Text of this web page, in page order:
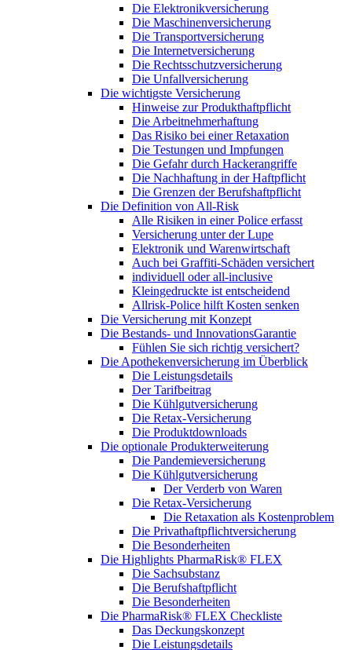
Die Elektronikversicherung
Die Maschinenversicherung
Die Transportversicherung
Die Internetversicherung
Die Rechtsschutzversicherung
Die Unfallversicherung
Die wichtigste Versicherung
Hinweise zur Produkthaftpflicht
Die Arbeitnehmerhaftung
Das Risiko bei einer Retaxation
Die Testungen und Impfungen
Die Gefahr durch Hackerangriffe
Die Nachhaftung in der Haftpflicht
Die Grenzen der Berufshaftpflicht
Die Definition von All-Risk
Alle Risiken in einer Police erfasst
Versicherung unter der Lupe
Elektronik und Warenwirtschaft
Auch bei Graffiti-Schäden versichert
individuell oder all-inclusive
Kleingedruckte ist entscheidend
Allrisk-Police hilft Kosten senken
Die Versicherung mit Konzept
Die Bestands- und InnovationsGarantie
Fühlen Sie sich richtig versichert?
Die Apothekenversicherung im Überblick
Die Leistungsdetails
Der Tarifbeitrag
Die Kühlgutversicherung
Die Retax-Versicherung
Die Produktdownloads
Die optionale Produkterweiterung
Die Pandemieversicherung
Die Kühlgutversicherung
Der Verderb von Waren
Die Retax-Versicherung
Die Retaxation als Kostenproblem
Die Privathaftpflichtversicherung
Die Besonderheiten
Die Highlights PharmaRisk® FLEX
Die Sachsubstanz
Die Berufshaftpflicht
Die Besonderheiten
Die PharmaRisk® FLEX Checkliste
Das Deckungskonzept
Die Leistungsdetails